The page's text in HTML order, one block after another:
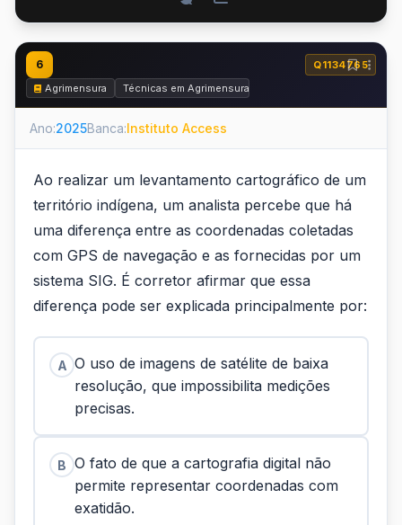
6
Q1134765
Agrimensura
Técnicas em Agrimensura
Ano:2025Banca:Instituto Access
Ao realizar um levantamento cartográfico de um
território indígena, um analista percebe que há
uma diferença entre as coordenadas coletadas
com GPS de navegação e as fornecidas por um
sistema SIG. É corretor afirmar que essa
diferença pode ser explicada principalmente por:
A O uso de imagens de satélite de baixa
resolução, que impossibilita medições
precisas.
B O fato de que a cartografia digital não
permite representar coordenadas com
exatidão.